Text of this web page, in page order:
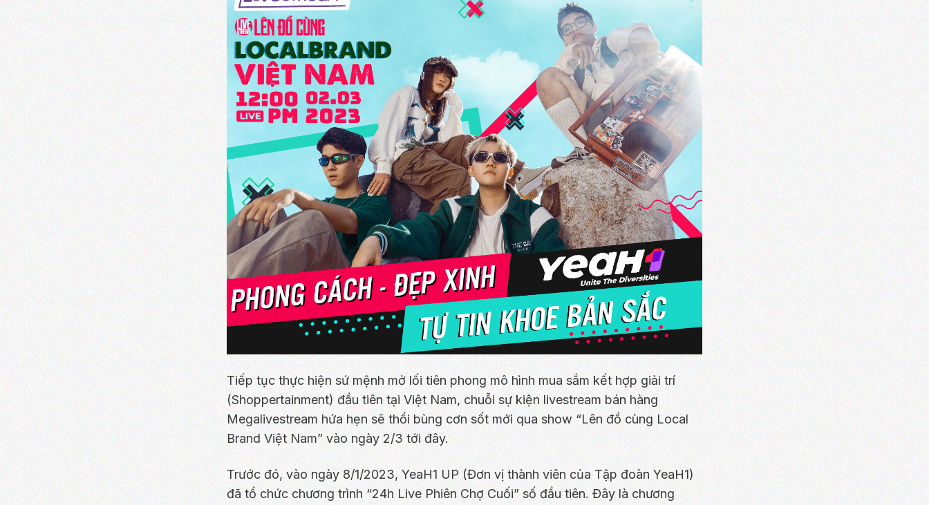
Tiếp tục thực hiện sứ mệnh mở lối tiên phong mô hình mua sắm kết hợp giải trí
(Shoppertainment) đầu tiên tại Việt Nam, chuỗi sự kiện livestream bán hàng
Megalivestream hứa hẹn sẽ thổi bùng cơn sốt mới qua show “Lên đồ cùng Local
Brand Việt Nam” vào ngày 2/3 tới đây.
Trước đó, vào ngày 8/1/2023, YeaH1 UP (Đơn vị thành viên của Tập đoàn YeaH1)
đã tổ chức chương trình “24h Live Phiên Chợ Cuối” số đầu tiên. Đây là chương